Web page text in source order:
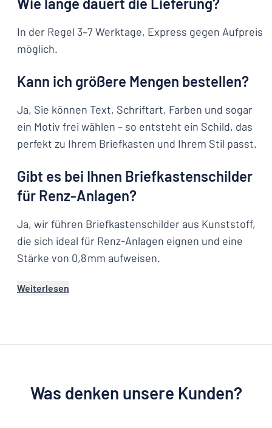
In der Regel 3–7 Werktage, Express gegen Aufpreis
möglich.
Kann ich größere Mengen bestellen?
Ja, Sie können Text, Schriftart, Farben und sogar
ein Motiv frei wählen – so entsteht ein Schild, das
perfekt zu Ihrem Briefkasten und Ihrem Stil passt.
Gibt es bei Ihnen Briefkastenschilder
für Renz-Anlagen?
Ja, wir führen Briefkastenschilder aus Kunststoff,
die sich ideal für Renz-Anlagen eignen und eine
Stärke von 0,8 mm aufweisen.
Weiterlesen
Was denken unsere Kunden?